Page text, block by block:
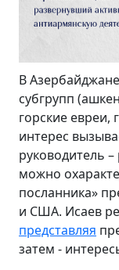
В
субгрупп
горские евреи,
интерес
руководитель
можно
посланника»
и США. Исаев
представляя
затем -